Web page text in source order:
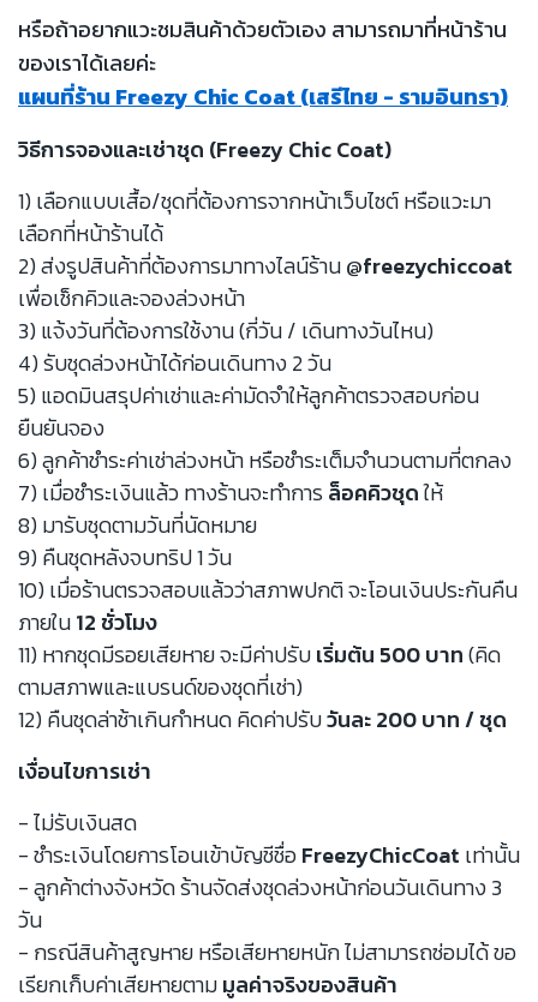
หรือถ้าอยากแวะชมสินค้าด้วยตัวเอง สามารถมาที่หน้าร้าน
ของเราได้เลยค่ะ
แผนที่ร้าน Freezy Chic Coat (เสรีไทย - รามอินทรา)
วิธีการจองและเช่าชุด (Freezy Chic Coat)
1) เลือกแบบเสื้อ/ชุดที่ต้องการจากหน้าเว็บไซต์ หรือแวะมา
เลือกที่หน้าร้านได้
2) ส่งรูปสินค้าที่ต้องการมาทางไลน์ร้าน@freezychiccoat
เพื่อเช็กคิวและจองล่วงหน้า
3) แจ้งวันที่ต้องการใช้งาน (กี่วัน / เดินทางวันไหน)
4) รับชุดล่วงหน้าได้ก่อนเดินทาง 2 วัน
5) แอดมินสรุปค่าเช่าและค่ามัดจำให้ลูกค้าตรวจสอบก่อน
ยืนยันจอง
6) ลูกค้าชำระค่าเช่าล่วงหน้า หรือชำระเต็มจำนวนตามที่ตกลง
7) เมื่อชำระเงินแล้ว ทางร้านจะทำการล็อคคิวชุดให้
8) มารับชุดตามวันที่นัดหมาย
9) คืนชุดหลังจบทริป 1 วัน
10) เมื่อร้านตรวจสอบแล้วว่าสภาพปกติ จะโอนเงินประกันคืน
ภายใน12 ชั่วโมง
11) หากชุดมีรอยเสียหาย จะมีค่าปรับเริ่มต้น 500 บาท(คิด
ตามสภาพและแบรนด์ของชุดที่เช่า)
12) คืนชุดล่าช้าเกินกำหนด คิดค่าปรับวันละ 200 บาท / ชุด
เงื่อนไขการเช่า
- ไม่รับเงินสด
- ชำระเงินโดยการโอนเข้าบัญชีชื่อFreezyChicCoat เท่านั้น
- ลูกค้าต่างจังหวัด ร้านจัดส่งชุดล่วงหน้าก่อนวันเดินทาง 3
วัน
- กรณีสินค้าสูญหาย หรือเสียหายหนัก ไม่สามารถซ่อมได้ ขอ
เรียกเก็บค่าเสียหายตามมูลค่าจริงของสินค้า